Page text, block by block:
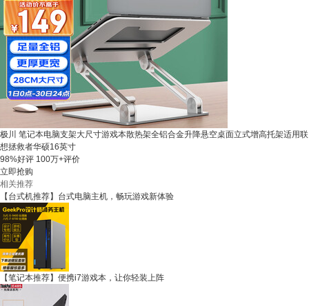
极川 笔记本电脑支架大尺寸游戏本散热架全铝合金升降悬空桌面立式增高托架适用联
想拯救者华硕16英寸
98%好评 100万+评价
立即抢购
相关推荐
【台式机推荐】台式电脑主机，畅玩游戏新体验
【笔记本推荐】便携i7游戏本，让你轻装上阵